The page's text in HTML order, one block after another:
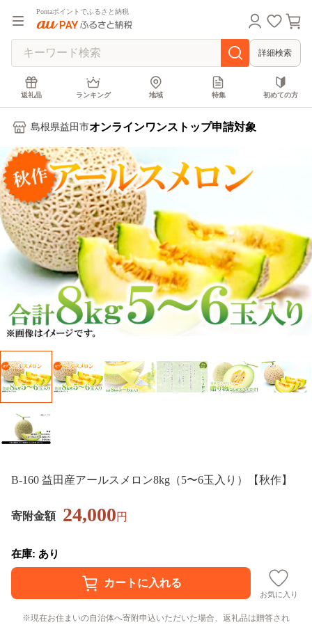
Pontaポイントでふるさと納税
詳細検索
返礼品 ランキング 地域 特集 初めての方
島根県益田市オンラインワンストップ申請対象
B-160 益田産アールスメロン8kg（5〜6玉入り）【秋作】
寄附金額 24,000円
在庫: あり
お気に入り
現在お住まいの自治体へ寄附申込いただいた場合、返礼品は贈答され